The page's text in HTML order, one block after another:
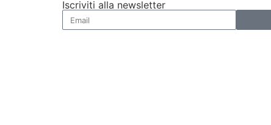
Iscriviti alla newsletter